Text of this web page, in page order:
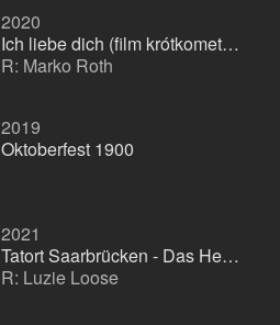
2020
Ich liebe dich (film krótkometrażowy)
R: Marko Roth
2019
Oktoberfest 1900
2021
Tatort Saarbrücken - Das Herz der Schlange
R: Luzie Loose